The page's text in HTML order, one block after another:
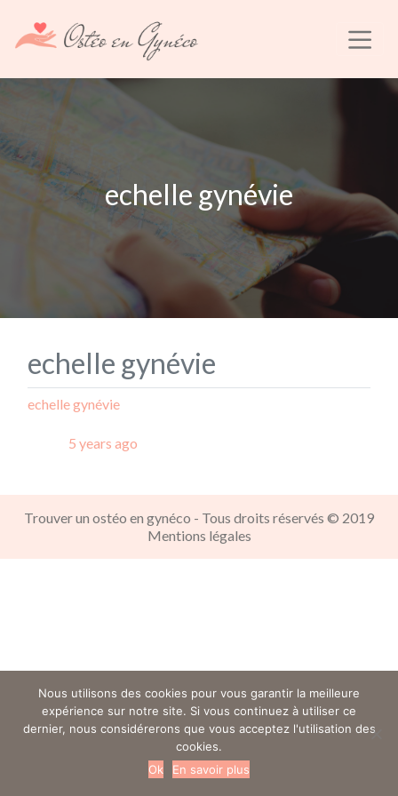
echelle gynévie
echelle gynévie
echelle gynévie
Posted
5 years ago
Trouver un ostéo en gynéco - Tous droits réservés © 2019
Mentions légales
Nous utilisons des cookies pour vous garantir la meilleure
expérience sur notre site. Si vous continuez à utiliser ce
dernier, nous considérerons que vous acceptez l'utilisation des
cookies.
Ok
En savoir plus